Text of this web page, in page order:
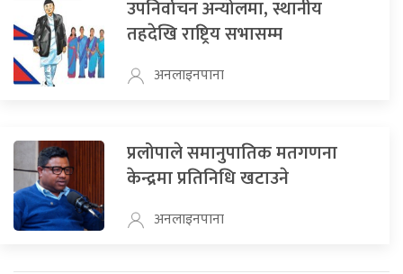
उपनिर्वाचन अन्योलमा, स्थानीय
तहदेखि राष्ट्रिय सभासम्म
अनलाइनपाना
प्रलोपाले समानुपातिक मतगणना
केन्द्रमा प्रतिनिधि खटाउने
अनलाइनपाना